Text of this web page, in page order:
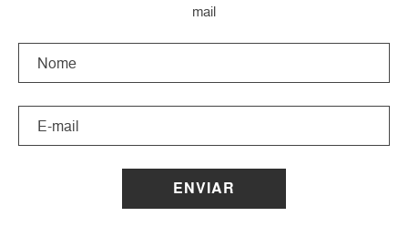
mail
ENVIAR